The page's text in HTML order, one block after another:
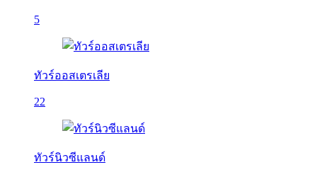
5
ทัวร์ออสเตรเลีย
22
ทัวร์นิวซีแลนด์